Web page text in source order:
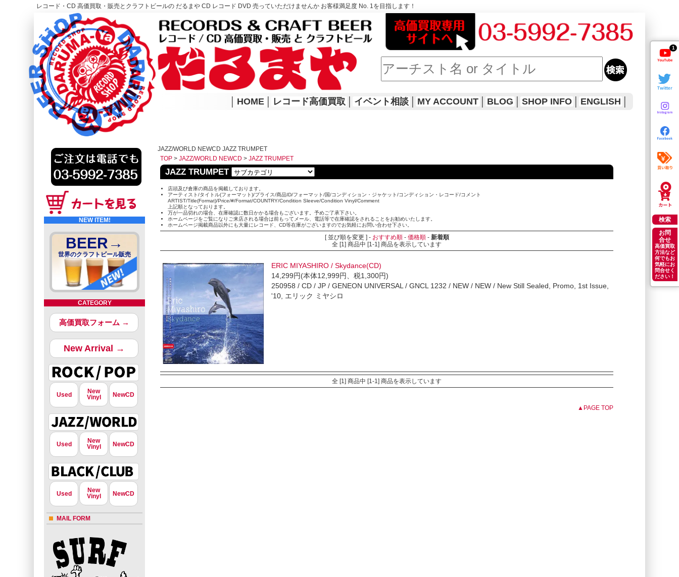
レコード・CD 高価買取・販売とクラフトビールの だるまや CD レコード DVD 売っていただけませんか お客様満足度 No. 1を目指します！
1
検索
お問
合せ
高価買取
方法など
何でもお
気軽にお
問合せく
ださい！
レコード高価買取はこちら
HOME
HOME レコード高価買取 イベント相談 MY ACCOUNT BLOG SHOP INFO ENGLISH
NEW ITEM!
BEER→
世界のクラフトビール販売
CATEGORY
高価買取フォーム →
New Arrival →
Used
New
Vinyl
NewCD
Used
New
Vinyl
NewCD
Used
New
Vinyl
NewCD
MAIL FORM
JAZZ/WORLD NEWCD JAZZ TRUMPET
TOP > JAZZ/WORLD NEWCD > JAZZ TRUMPET
JAZZ TRUMPET
店頭及び倉庫の商品を掲載しております。
アーティスト/タイトル(フォーマット)/プライス/商品ID/フォーマット/国/コンディション・ジャケット/コンディション・レコード/コメント
ARTIST/Title(Format)/Price/#/Format/COUNTRY/Condition Sleeve/Condition Vinyl/Comment
上記順となっております。
万が一品切れの場合、在庫確認に数日かかる場合もございます。予めご了承下さい。
ホームページをご覧になりご来店される場合は前もってメール、電話等で在庫確認をされることをお勧めいたします。
ホームページ掲載商品以外にも大量にレコード、CD等在庫がございますのでお気軽にお問い合わせ下さい。
[ 並び順を変更 ] - おすすめ順- 価格順- 新着順
全 [1] 商品中 [1-1] 商品を表示しています
ERIC MIYASHIRO / Skydance(CD)
14,299円(本体12,999円、税1,300円)
250958 / CD / JP / GENEON UNIVERSAL / GNCL 1232 / NEW / NEW / New Still Sealed, Promo, 1st Issue,
'10, エリック ミヤシロ
全 [1] 商品中 [1-1] 商品を表示しています
▲PAGE TOP